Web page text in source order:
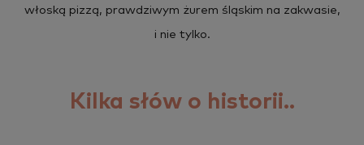
wło­ską pizzą, praw­dzi­wym żurem ślą­skim na za­kwa­sie,
i nie tylko.
Kilka słów o historii..